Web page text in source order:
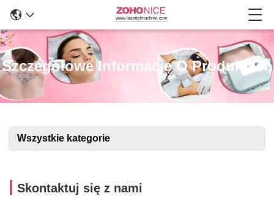
Szczegółowe Informacje O Produktach
Wszystkie kategorie
Skontaktuj się z nami